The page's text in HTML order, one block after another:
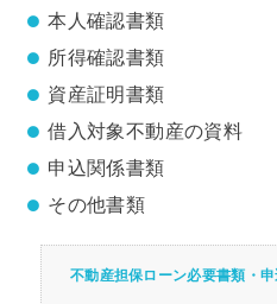
本人確認書類
所得確認書類
資産証明書類
借入対象不動産の資料
申込関係書類
その他書類
不動産担保ローン必要書類・